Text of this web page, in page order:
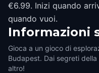
€6.99. Inizi quando
quando vuoi.
Informazioni
Gioca a un gioco di
Budapest. Dai segreti
altro!